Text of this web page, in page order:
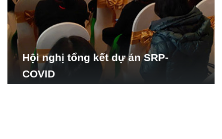
Hội nghị tổng kết dự án SRP-
COVID